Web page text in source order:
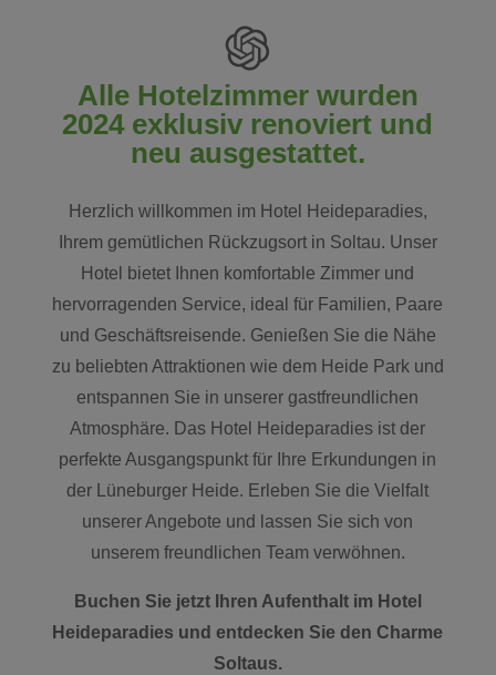
Alle Hotelzimmer wurden
2024 exklusiv renoviert und
neu ausgestattet.
Herzlich willkommen im Hotel Heideparadies,
Ihrem gemütlichen Rückzugsort in Soltau. Unser
Hotel bietet Ihnen komfortable Zimmer und
hervorragenden Service, ideal für Familien, Paare
und Geschäftsreisende. Genießen Sie die Nähe
zu beliebten Attraktionen wie dem Heide Park und
entspannen Sie in unserer gastfreundlichen
Atmosphäre. Das Hotel Heideparadies ist der
perfekte Ausgangspunkt für Ihre Erkundungen in
der Lüneburger Heide. Erleben Sie die Vielfalt
unserer Angebote und lassen Sie sich von
unserem freundlichen Team verwöhnen.
Buchen Sie jetzt Ihren Aufenthalt im Hotel
Heideparadies und entdecken Sie den Charme
Soltaus.